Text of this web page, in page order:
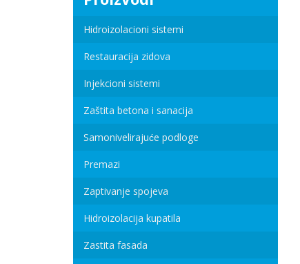
Hidroizolacioni sistemi
Restauracija zidova
Injekcioni sistemi
Zaštita betona i sanacija
Samonivelirajuće podloge
Premazi
Zaptivanje spojeva
Hidroizolacija kupatila
Zastita fasada